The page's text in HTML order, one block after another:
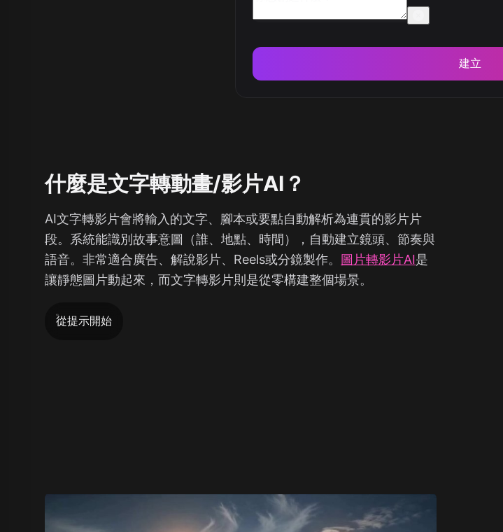
建立
什麼是文字轉動畫/影片AI？
AI文字轉影片會將輸入的文字、腳本或要點自動解析為連貫的影片片
段。系統能識別故事意圖（誰、地點、時間），自動建立鏡頭、節奏與
語音。非常適合廣告、解說影片、Reels或分鏡製作。 圖片轉影片AI是
讓靜態圖片動起來，而文字轉影片則是從零構建整個場景。
從提示開始